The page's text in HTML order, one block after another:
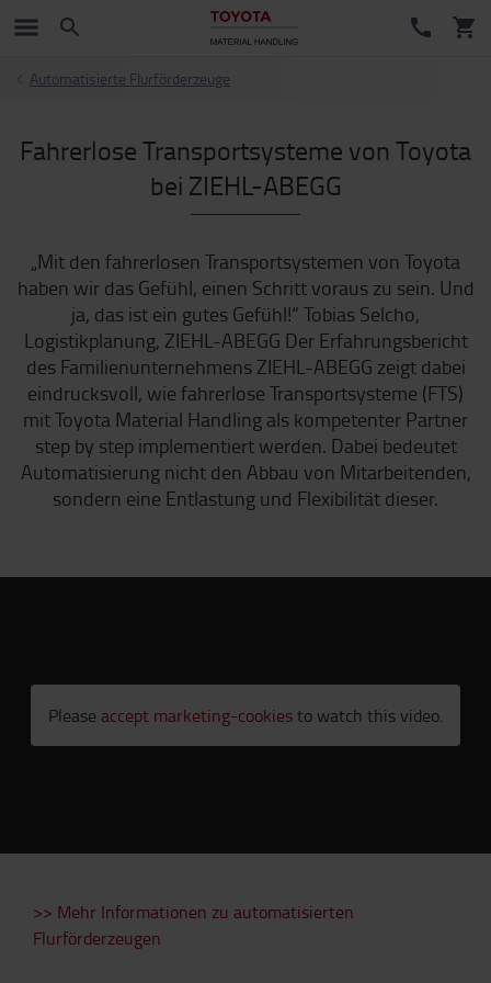
Automatisierte Flurförderzeuge
Fahrerlose Transportsysteme von Toyota
bei ZIEHL-ABEGG
„Mit den fahrerlosen Transportsystemen von Toyota
haben wir das Gefühl, einen Schritt voraus zu sein. Und
ja, das ist ein gutes Gefühl!“ Tobias Selcho,
Logistikplanung, ZIEHL-ABEGG Der Erfahrungsbericht
des Familienunternehmens ZIEHL-ABEGG zeigt dabei
eindrucksvoll, wie fahrerlose Transportsysteme (FTS)
mit Toyota Material Handling als kompetenter Partner
step by step implementiert werden. Dabei bedeutet
Automatisierung nicht den Abbau von Mitarbeitenden,
sondern eine Entlastung und Flexibilität dieser.
Please accept marketing-cookiesto watch this video.
>> Mehr Informationen zu automatisierten
Flurförderzeugen